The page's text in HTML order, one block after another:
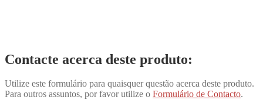
Contacte acerca deste produto:
Utilize este formulário para quaisquer questão acerca deste produto.
Para outros assuntos, por favor utilize o Formulário de Contacto.